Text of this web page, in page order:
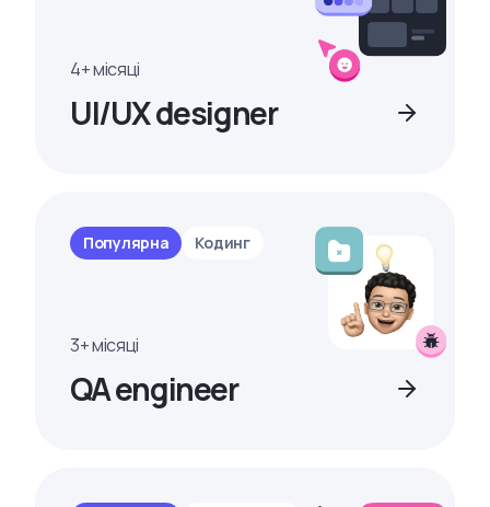
4+ місяці
UI/UX designer
Популярна Кодинг
3+ місяці
QA engineer